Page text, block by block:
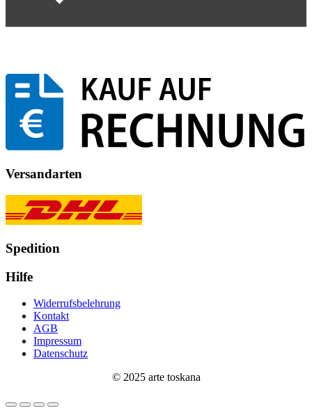
Versandarten
Spedition
Hilfe
Widerrufsbelehrung
Kontakt
AGB
Impressum
Datenschutz
© 2025 arte toskana